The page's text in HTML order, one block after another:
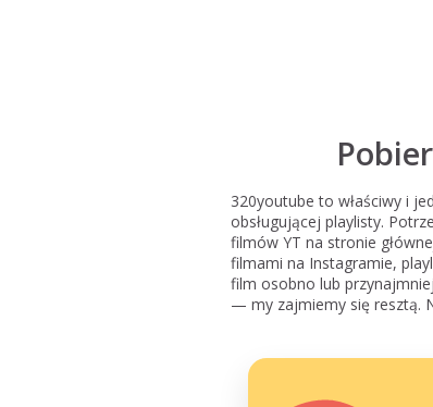
320youtube to właściwy i
obsługującej playlisty.
filmów YT na stronie
filmami na Instagramie,
film osobno lub
— my zajmiemy się resztą.